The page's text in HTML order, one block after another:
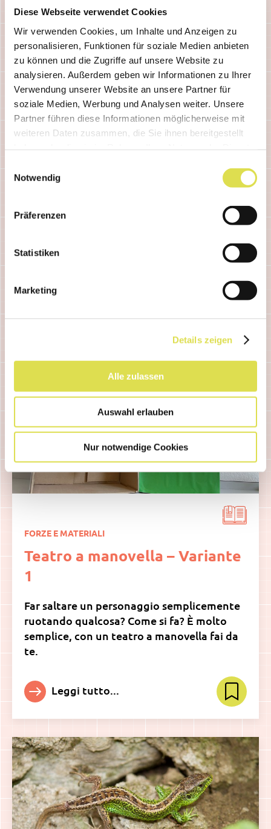
Diese Webseite verwendet Cookies
Wir verwenden Cookies, um Inhalte und Anzeigen zu
personalisieren, Funktionen für soziale Medien anbieten
zu können und die Zugriffe auf unsere Website zu
analysieren. Außerdem geben wir Informationen zu Ihrer
Verwendung unserer Website an unsere Partner für
soziale Medien, Werbung und Analysen weiter. Unsere
Partner führen diese Informationen möglicherweise mit
weiteren Daten zusammen, die Sie ihnen bereitgestellt
Notwendig
Präferenzen
Statistiken
Marketing
Details zeigen
Alle zulassen
Auswahl erlauben
Nur notwendige Cookies
FORZE E MATERIALI
Teatro a manovella – Variante
2
modi diversi, anche con una scultura
costruita con materiali comuni, è un modo
divertente per scoprire i principi base della
creatività.
Leggi tutto...
FORZE E MATERIALI
Teatro a manovella – Variante
1
Far saltare un personaggio semplicemente
ruotando qualcosa? Come si fa? È molto
semplice, con un teatro a manovella fai da
te.
Leggi tutto...